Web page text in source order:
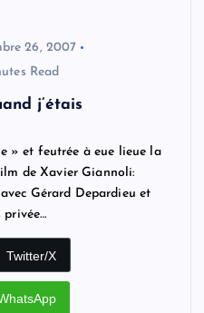
26, 2007
Read
j’étais
» et feutrée à eue lieue la
de Xavier Giannoli:
Gérard Depardieu et
privée…
Twitter/X